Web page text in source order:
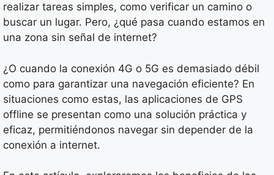
realizar tareas simples, como verificar un camino o
buscar un lugar. Pero, ¿qué pasa cuando estamos en
una zona sin señal de internet?
¿O cuando la conexión 4G o 5G es demasiado débil
como para garantizar una navegación eficiente? En
situaciones como estas, las aplicaciones de GPS
offline se presentan como una solución práctica y
eficaz, permitiéndonos navegar sin depender de la
conexión a internet.